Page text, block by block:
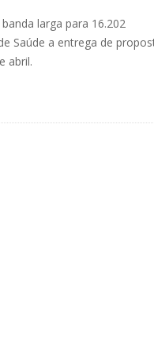
larga para 16.202
Saúde a entrega de
abril.